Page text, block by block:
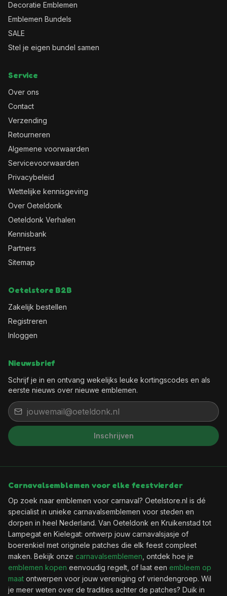
Decoratie Emblemen
Emblemen Bundels
SALE
Stel je eigen bundel samen
Service
Over ons
Contact
Verzending
Retourneren
Algemene voorwaarden
Servicevoorwaarden
Privacybeleid
Wettelijke kennisgeving
Over Oeteldonk
Oeteldonk Verhalen
Kennisbank
Partners
Sitemap
Oetelstore B2B
Zakelijk bestellen
Registreren
Inloggen
Nieuwsbrief
Schrijf je in en ontvang wekelijks leuke kortingscodes en als
eerste nieuws over nieuwe emblemen.
Inschrijven
Carnavalsemblemen voor elke feestvierder
Op zoek naar emblemen voor carnaval? Oetelstore.nl is dé
specialist in unieke carnavalsemblemen voor steden en
dorpen in heel Nederland. Van Oeteldonk en Kruikenstad tot
Lampegat en Kielegat: ontwerp jouw carnavalsjasje of
boerenkiel met originele patches die elk feest compleet
maken. Bekijk onze carnavalsemblemen , ontdek hoe je
emblemen kopen eenvoudig regelt, of laat een embleem op
maat ontwerpen voor jouw vereniging of vriendengroep. Wil
je meer weten over de tradities achter de patches? Duik in